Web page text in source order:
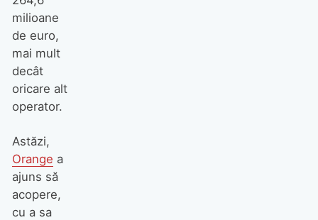
milioane
de euro,
mai mult
decât
oricare alt
operator.
Astăzi,
Orange a
ajuns să
acopere,
cu a sa